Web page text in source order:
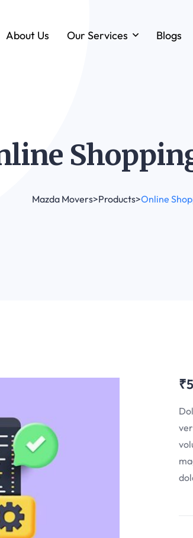
About Us Our Services
Anton By Jungheinrich
Loadstar Heavy Forklifts &
Handling Equipment
Blogs
Mazda Movers>Products>Online
₹